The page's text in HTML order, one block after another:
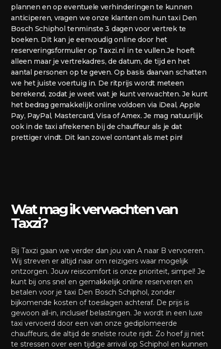
plannen en op eventuele verhinderingen te kunnen
anticiperen, vragen we onze klanten om hun taxi Den
Bosch Schiphol tenminste 3 dagen voor vertrek te
boeken. Dit kan je eenvoudig online door het
reserveringsformulier op Taxzi.nl in te vullen.Je hoeft
alleen maar je vertrekadres, de datum, de tijd en het
aantal personen op te geven. Op basis daarvan schatten
we het juiste voertuig in. De ritprijs wordt meteen
berekend, zodat je weet wat je kunt verwachten. Je kunt
het bedrag gemakkelijk online voldoen via iDeal, Apple
Pay, PayPal, Mastercard, Visa of Amex. Je mag natuurlijk
ook in de taxi afrekenen bij de chauffeur als je dat
prettiger vindt. Dit kan zowel contant als met pin!
Wat mag ik verwachten van
Taxzi?
Bij Taxzi gaan we verder dan jou van A naar B vervoeren.
Wij streven er altijd naar om reizigers waar mogelijk
ontzorgen. Jouw reiscomfort is onze prioriteit, simpel! Je
kunt bij ons snel en gemakkelijk online reserveren en
betalen voor je taxi Den Bosch Schiphol, zonder
bijkomende kosten of toeslagen achteraf. De prijs is
gewoon all-in, inclusief belastingen. Je wordt in een luxe
taxi vervoerd door een van onze gediplomeerde
chauffeurs, die altijd de snelste route rijdt. Zo hoef jij niet
te stressen over een tijdige arrival op Schiphol en kunnen